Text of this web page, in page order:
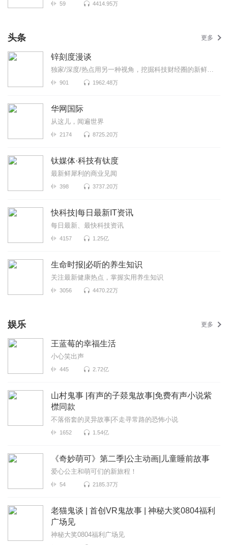
59 4414.95万
头条 更多
锌刻度漫谈
独家/深度/热点用另一种视角，挖掘科技财经圈的新鲜事！《锌刻度漫谈》是锌刻度与喜马拉雅联合出品...
901 1962.48万
华网国际
从这儿，闻遍世界
2174 8725.20万
钛媒体·科技有钛度
最新鲜犀利的商业见闻
398 3737.20万
快科技|每日最新IT资讯
每日最新、最快科技资讯
4157 1.25亿
生命时报|必听的养生知识
关注最新健康热点，掌握实用养生知识
3056 4470.22万
娱乐 更多
王蓝莓的幸福生活
小心笑出声
445 2.72亿
山村鬼事 |有声的子燚鬼故事|免费有声小说紫
㯲同款
不落俗套的灵异故事|不走寻常路的恐怖小说
1652 1.54亿
《奇妙萌可》第二季|公主动画|儿童睡前故事
爱心公主和萌可们的新旅程！
54 2185.37万
老猫鬼谈 | 首创VR鬼故事 | 神秘大奖0804福利
广场见
神秘大奖0804福利广场见